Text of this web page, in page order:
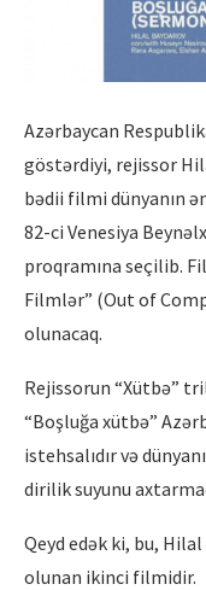
Azərbaycan
göstərdiyi, rejissor
bədii filmi dünyanın
82-ci Venesiya
proqramına seçilib.
Filmlər” (Out of
olunacaq.
Rejissorun “Xütbə”
“Boşluğa xütbə”
istehsalıdır və
dirilik suyunu
Qeyd edək ki, bu,
olunan ikinci filmidir.